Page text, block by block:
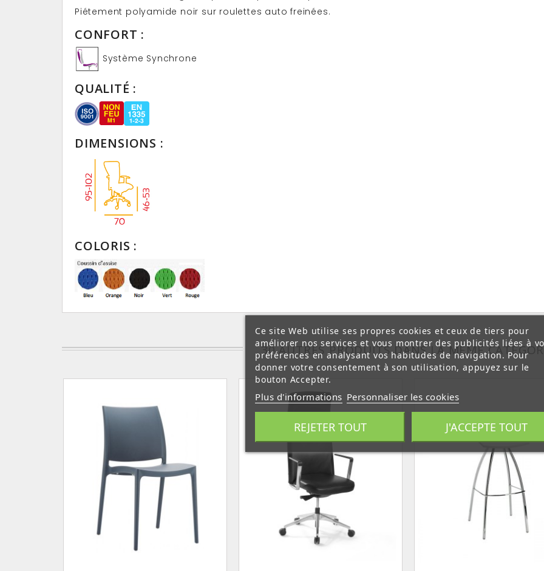
Piétement polyamide noir sur roulettes auto freinées.
CONFORT :
Système Synchrone
QUALITÉ :
DIMENSIONS :
COLORIS :
30 AUTRES PRODUITS DANS LA MÊME
Ce site Web utilise ses propres cookies et ceux de tiers pour
améliorer nos services et vous montrer des publicités liées à
préférences en analysant vos habitudes de navigation. Pour
donner votre consentement à son utilisation, appuyez sur le
bouton Accepter.
Plus d'informations Personnaliser les cookies
REJETER TOUT J'ACCEPTE TOUT